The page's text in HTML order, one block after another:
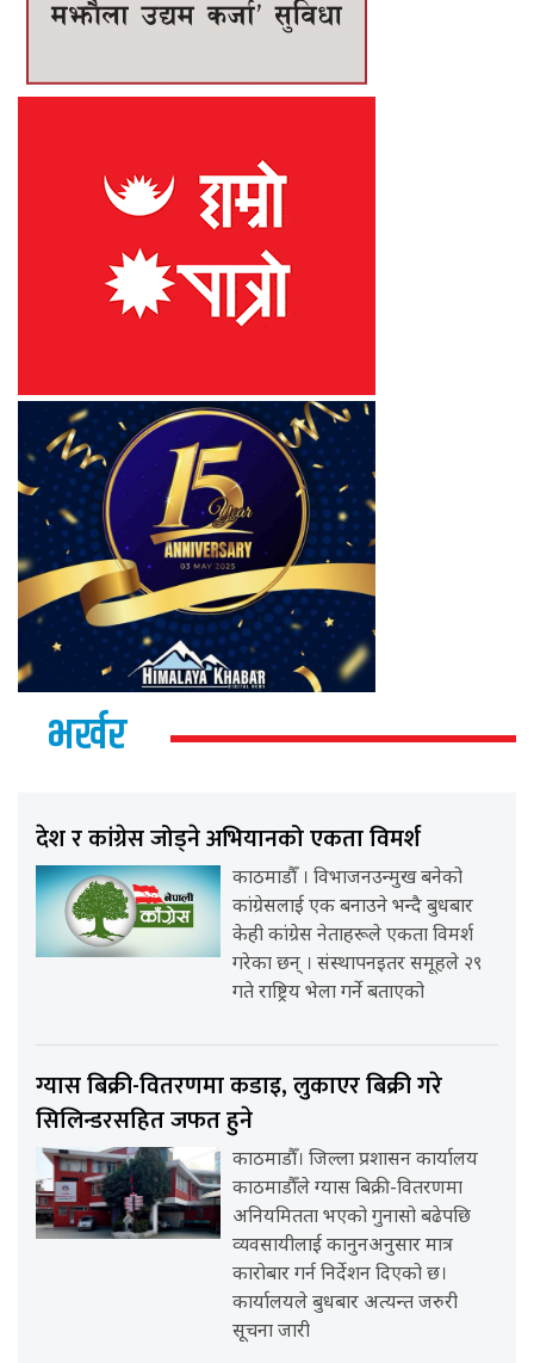
भर्खर
देश र कांग्रेस जोड्ने अभियानको एकता विमर्श
काठमाडौँ । विभाजनउन्मुख बनेको
कांग्रेसलाई एक बनाउने भन्दै बुधबार
केही कांग्रेस नेताहरूले एकता विमर्श
गरेका छन् । संस्थापनइतर समूहले २९
गते राष्ट्रिय भेला गर्ने बताएको
ग्यास बिक्री-वितरणमा कडाइ, लुकाएर बिक्री गरे
सिलिन्डरसहित जफत हुने
काठमाडौँ। जिल्ला प्रशासन कार्यालय
काठमाडौँले ग्यास बिक्री-वितरणमा
अनियमितता भएको गुनासो बढेपछि
व्यवसायीलाई कानुनअनुसार मात्र
कारोबार गर्न निर्देशन दिएको छ।
कार्यालयले बुधबार अत्यन्त जरुरी
सूचना जारी